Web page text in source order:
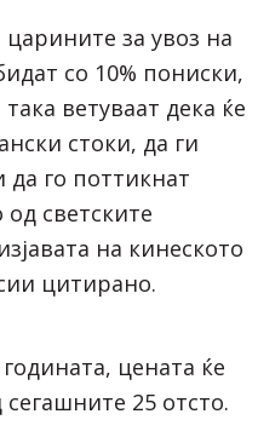
за увоз на
со 10% пониски,
ветуваат дека ќе
стоки, да ги
да го поттикнат
од светските
на кинеското
цитирано.
цената ќе
25 отсто.